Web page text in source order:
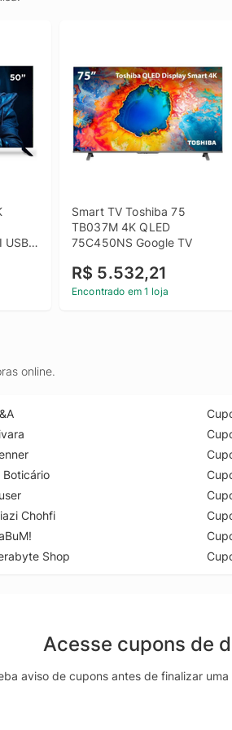
USB
Smart TV Toshiba 75
TB037M 4K QLED
75C450NS Google TV
R$ 5.532,21
Encontrado em 1 loja
online.
Boticário
Chohfi
Shop
Acesse cupons de
aviso de cupons antes de finalizar